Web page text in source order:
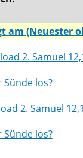
am (Neuester
2. Samuel
los?
2. Samuel
los?